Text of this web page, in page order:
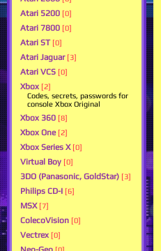
Atari 5200 [0]
Atari 7800 [0]
Atari ST [0]
Atari Jaguar [3]
Atari VCS [0]
Xbox [2]
Codes, secrets, passwords for
console Xbox Original
Xbox 360 [8]
Xbox One [2]
Xbox Series X [0]
Virtual Boy [0]
3DO (Panasonic, GoldStar) [3]
Philips CD-I [6]
MSX [7]
ColecoVision [0]
Vectrex [0]